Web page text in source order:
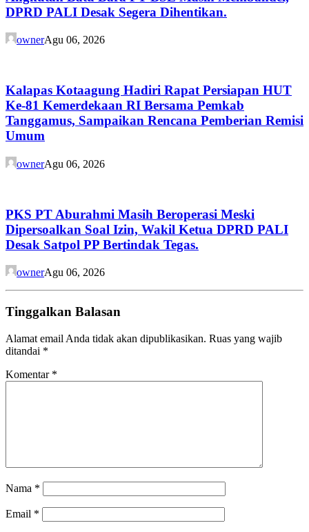
DPRD PALI Desak Segera Dihentikan.
ownerAgu 06, 2026
Kalapas Kotaagung Hadiri Rapat Persiapan HUT
Ke-81 Kemerdekaan RI Bersama Pemkab
Tanggamus, Sampaikan Rencana Pemberian Remisi
Umum
ownerAgu 06, 2026
PKS PT Aburahmi Masih Beroperasi Meski
Dipersoalkan Soal Izin, Wakil Ketua DPRD PALI
Desak Satpol PP Bertindak Tegas.
ownerAgu 06, 2026
Tinggalkan Balasan
Alamat email Anda tidak akan dipublikasikan. Ruas yang wajib
ditandai *
Komentar *
Nama *
Email *